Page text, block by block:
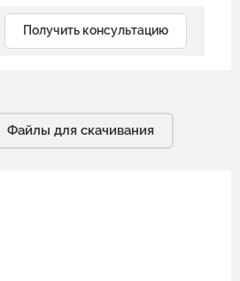
Получить консультацию
Файлы для скачивания